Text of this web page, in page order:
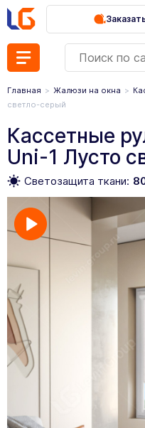
Главная Жалюзи на окна
светло-серый
Кассетные
Uni-1 Лусто
Светозащита ткани: